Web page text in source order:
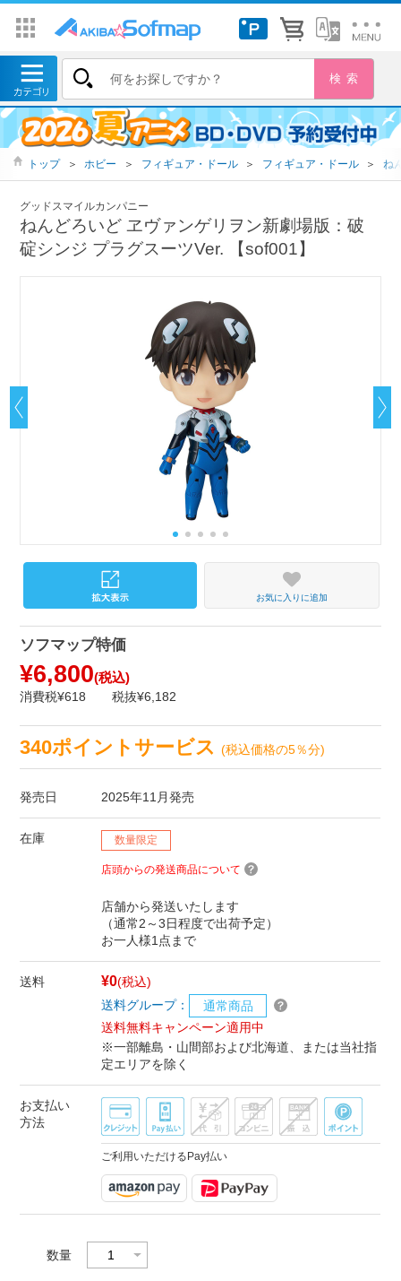
トップ ＞ ホビー ＞ フィギュア・ドール ＞ フィギュア・ドール ＞ ね
グッドスマイルカンパニー
ねんどろいど ヱヴァンゲリヲン新劇場版：破
碇シンジ プラグスーツVer. 【sof001】
お気に入りに追加
ソフマップ特価
¥6,800(税込)
消費税¥618 税抜¥6,182
340ポイントサービス(税込価格の5％分)
発売日 2025年11月発売
在庫 数量限定
店頭からの発送商品について
店舗から発送いたします
（通常2～3日程度で出荷予定）
お一人様1点まで
送料 ¥0(税込)
送料グループ：
通常商品
送料無料キャンペーン適用中
※一部離島・山間部および北海道、または当社指
定エリアを除く
お支払い
方法
ご利用いただけるPay払い
数量